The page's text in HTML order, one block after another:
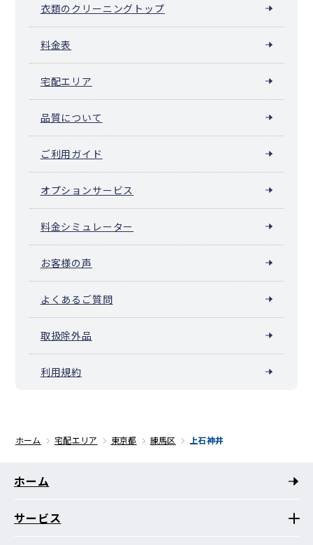
衣類のクリーニングトップ
料金表
宅配エリア
品質について
ご利用ガイド
オプションサービス
料金シミュレーター
お客様の声
よくあるご質問
取扱除外品
利用規約
ホーム 宅配エリア 東京都 練馬区 上石神井
ホーム
サービス